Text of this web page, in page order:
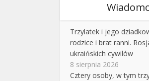
Trzylatek i jego
rodzice i brat ranni.
ukraińskich cywilów
8 sierpnia 2026
Cztery osoby, w tym